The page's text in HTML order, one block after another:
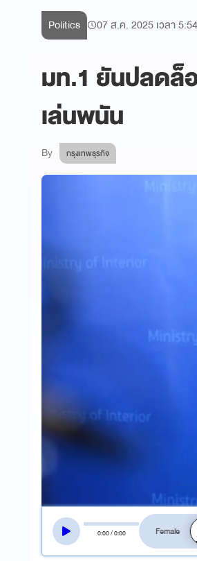
Politics 07 ส.ค. 2025 เวลา
มท.1 ยันปลดล็
เล่นพนัน
By กรุงเทพธุรกิจ
0:00/0:00
สลั